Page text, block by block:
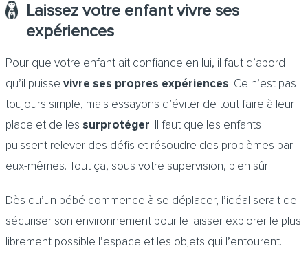
Laissez votre enfant vivre ses
expériences
Pour que votre enfant ait confiance en lui, il faut d’abord
qu’il puisse vivre ses propres expériences. Ce n’est pas
toujours simple, mais essayons d’éviter de tout faire à leur
place et de les surprotéger. Il faut que les enfants
puissent relever des défis et résoudre des problèmes par
eux-mêmes. Tout ça, sous votre supervision, bien sûr !
Dès qu’un bébé commence à se déplacer, l’idéal serait de
sécuriser son environnement pour le laisser explorer le plus
librement possible l’espace et les objets qui l’entourent.